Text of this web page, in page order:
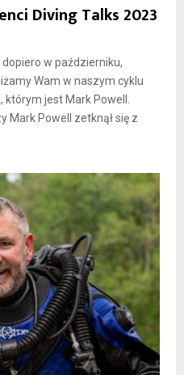
Diving Talks 2023
dopiero w październiku,
Wam w naszym cyklu
jest Mark Powell.
Mark Powell zetknął się z